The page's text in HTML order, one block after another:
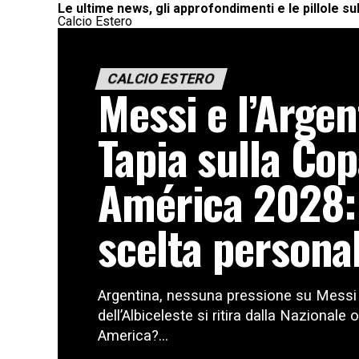
Le ultime news, gli approfondimenti e le pillole
Calcio Estero
CALCIO ESTERO
Messi e
Tapia sulla
América
scelta
Argentina, nessuna pressione su
dell’Albiceleste si ritira dalla Nazionale
America?...